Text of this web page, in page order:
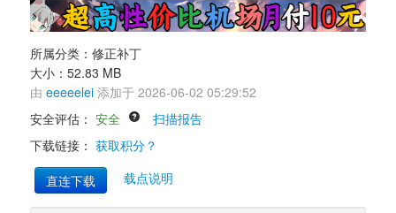
所属分类：修正补丁
大小：52.83 MB
由 eeeeelei 添加于 2026-06-02 05:29:52
安全评估： 安全
扫描报告
下载链接： 获取积分？
直连下载
载点说明